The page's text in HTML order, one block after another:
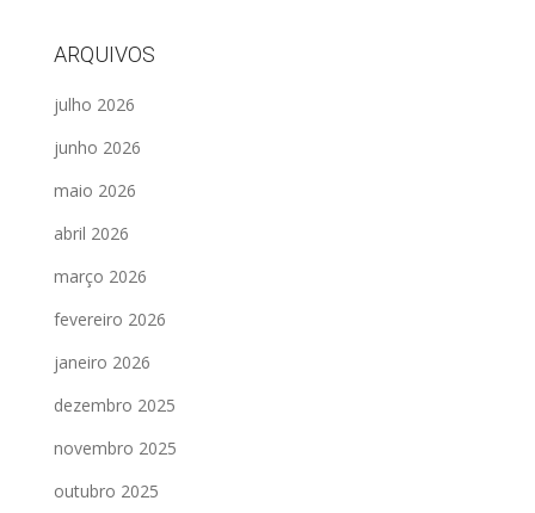
ARQUIVOS
julho 2026
junho 2026
maio 2026
abril 2026
março 2026
fevereiro 2026
janeiro 2026
dezembro 2025
novembro 2025
outubro 2025